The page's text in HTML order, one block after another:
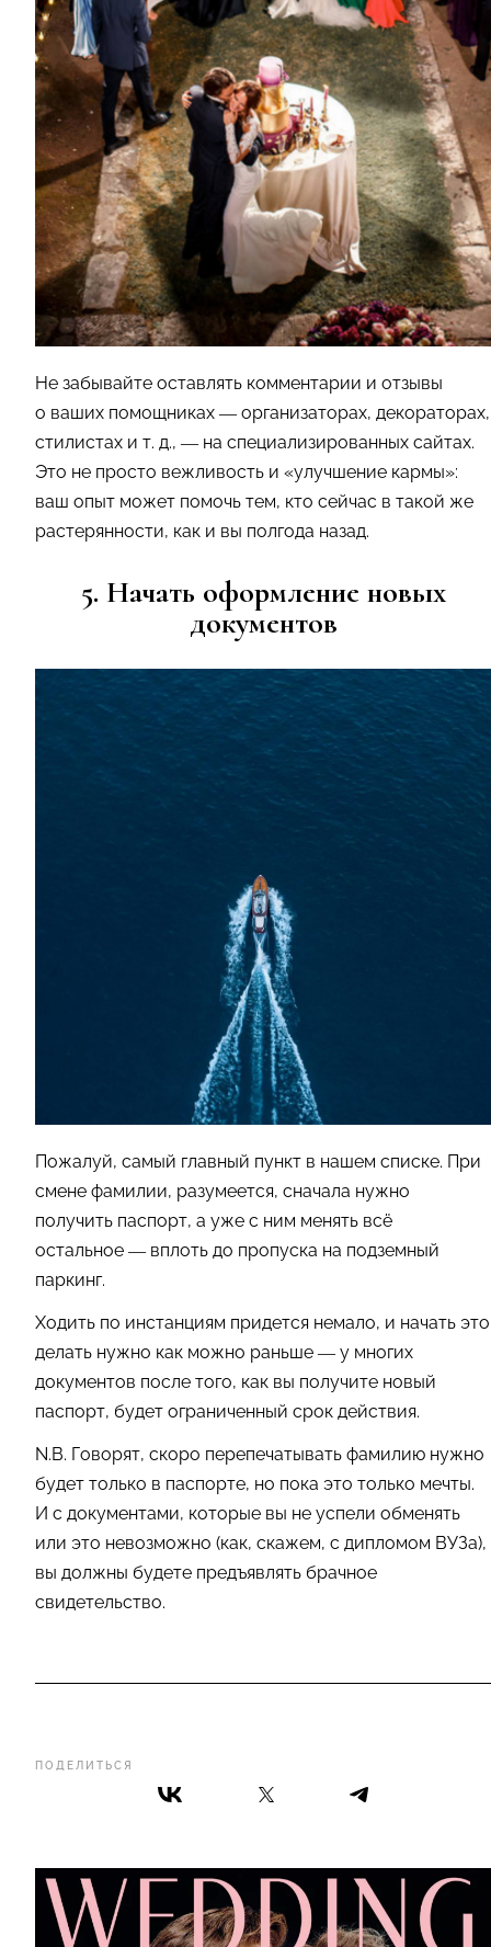
ПОДЕЛИТЬСЯ
Не забывайте оставлять комментарии и отзывы
о ваших помощниках — организаторах, декораторах,
стилистах и т. д., — на специализированных сайтах.
Это не просто вежливость и «улучшение кармы»:
ваш опыт может помочь тем, кто сейчас в такой же
растерянности, как и вы полгода назад.
5. Начать оформление новых
документов
Пожалуй, самый главный пункт в нашем списке. При
смене фамилии, разумеется, сначала нужно
получить паспорт, а уже с ним менять всё
остальное — вплоть до пропуска на подземный
паркинг.
Ходить по инстанциям придется немало, и начать это
делать нужно как можно раньше — у многих
документов после того, как вы получите новый
паспорт, будет ограниченный срок действия.
N.B. Говорят, скоро перепечатывать фамилию нужно
будет только в паспорте, но пока это только мечты.
И с документами, которые вы не успели обменять
или это невозможно (как, скажем, с дипломом ВУЗа),
вы должны будете предъявлять брачное
свидетельство.